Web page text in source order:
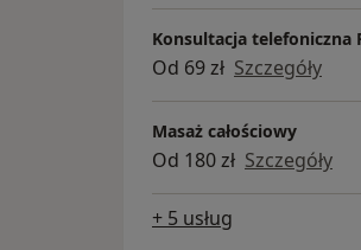
Konsultacja telefoniczna
Od 69 zł Szczegóły
Masaż całościowy
Od 180 zł Szczegóły
+ 5 usług